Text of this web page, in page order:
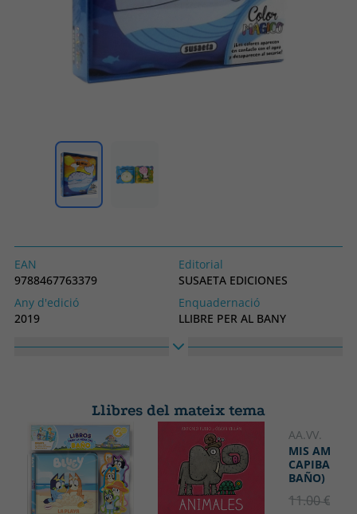
EAN
9788467763379
Editorial
SUSAETA EDICIONES
Any d'edició
2019
Enquadernació
LLIBRE PER AL BANY
Col·lecció
Llibres del mateix tema
AA.VV.
MIS AMIGOS
CAPIBARAS
BAÑO)
11.00 €